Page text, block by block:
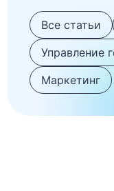
Все статьи
Управление
Маркетинг